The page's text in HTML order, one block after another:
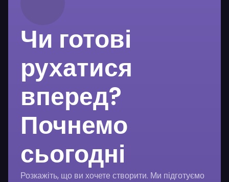
Чи готові
рухатися
вперед?
Почнемо
сьогодні
Розкажіть, що ви хочете створити. Ми підготуємо